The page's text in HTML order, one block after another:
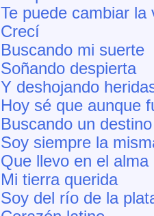
Te puede cambiar la
Crecí
Buscando mi suerte
Soñando despierta
Y deshojando
Hoy sé que aunque
Buscando un destino
Soy siempre la
Que llevo en el alma
Mi tierra querida
Soy del río de la